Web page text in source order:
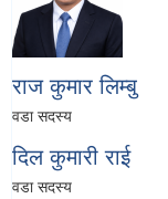
राज कुमार लिम्बु
वडा सदस्य
दिल कुमारी राई
वडा सदस्य